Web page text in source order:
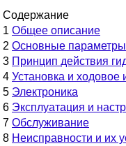
Содержание
1 Общее описание
2 Основные параметры
3 Принцип действия
4 Установка и ходовое
5 Электроника
6 Эксплуатация и
7 Обслуживание
8 Неисправности и их